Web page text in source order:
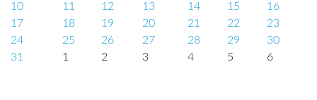
10
11 12 13 14 15
16
17
18 19 20 21 22
23
24
25 26 27 28 29
30
31
1 2 3 4 5 6